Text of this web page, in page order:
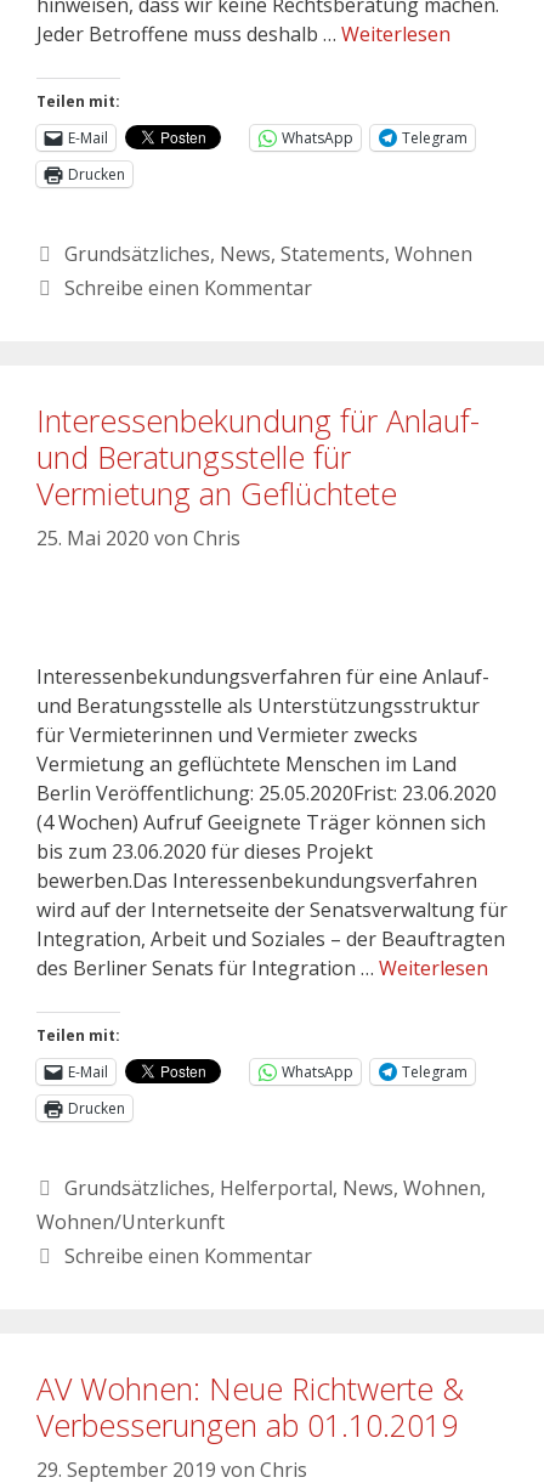
Jeder Betroffene muss deshalb … Weiterlesen
Teilen mit:
E-Mail
WhatsApp
Telegram
Drucken
Grundsätzliches, News, Statements, Wohnen
Schreibe einen Kommentar
Interessenbekundung für Anlauf-
und Beratungsstelle für
Vermietung an Geflüchtete
25. Mai 2020 von Chris
Interessenbekundungsverfahren für eine Anlauf-
und Beratungsstelle als Unterstützungsstruktur
für Vermieterinnen und Vermieter zwecks
Vermietung an geflüchtete Menschen im Land
Berlin Veröffentlichung: 25.05.2020Frist: 23.06.2020
(4 Wochen) Aufruf Geeignete Träger können sich
bis zum 23.06.2020 für dieses Projekt
bewerben.Das Interessenbekundungsverfahren
wird auf der Internetseite der Senatsverwaltung für
Integration, Arbeit und Soziales – der Beauftragten
des Berliner Senats für Integration … Weiterlesen
Teilen mit:
E-Mail
WhatsApp
Telegram
Drucken
Grundsätzliches, Helferportal, News, Wohnen,
Wohnen/Unterkunft
Schreibe einen Kommentar
AV Wohnen: Neue Richtwerte &
Verbesserungen ab 01.10.2019
29. September 2019 von Chris